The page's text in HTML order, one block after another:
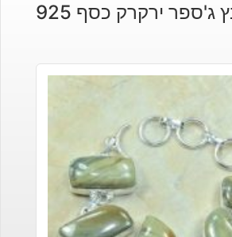
ירקרק כסף 925